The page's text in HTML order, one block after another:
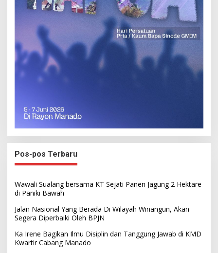
Pos-pos Terbaru
Wawali Sualang bersama KT Sejati Panen Jagung 2 Hektare
di Paniki Bawah
Jalan Nasional Yang Berada Di Wilayah Winangun, Akan
Segera Diperbaiki Oleh BPJN
Ka Irene Bagikan Ilmu Disiplin dan Tanggung Jawab di KMD
Kwartir Cabang Manado